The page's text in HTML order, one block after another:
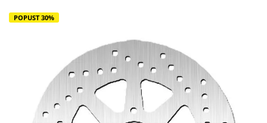
POPUST 30%